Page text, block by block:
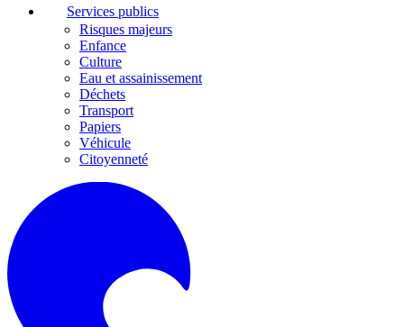
Services publics
Risques majeurs
Enfance
Culture
Eau et assainissement
Déchets
Transport
Papiers
Véhicule
Citoyenneté